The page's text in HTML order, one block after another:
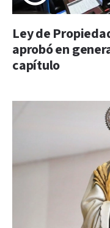
Ley de
aprobó en
capítulo